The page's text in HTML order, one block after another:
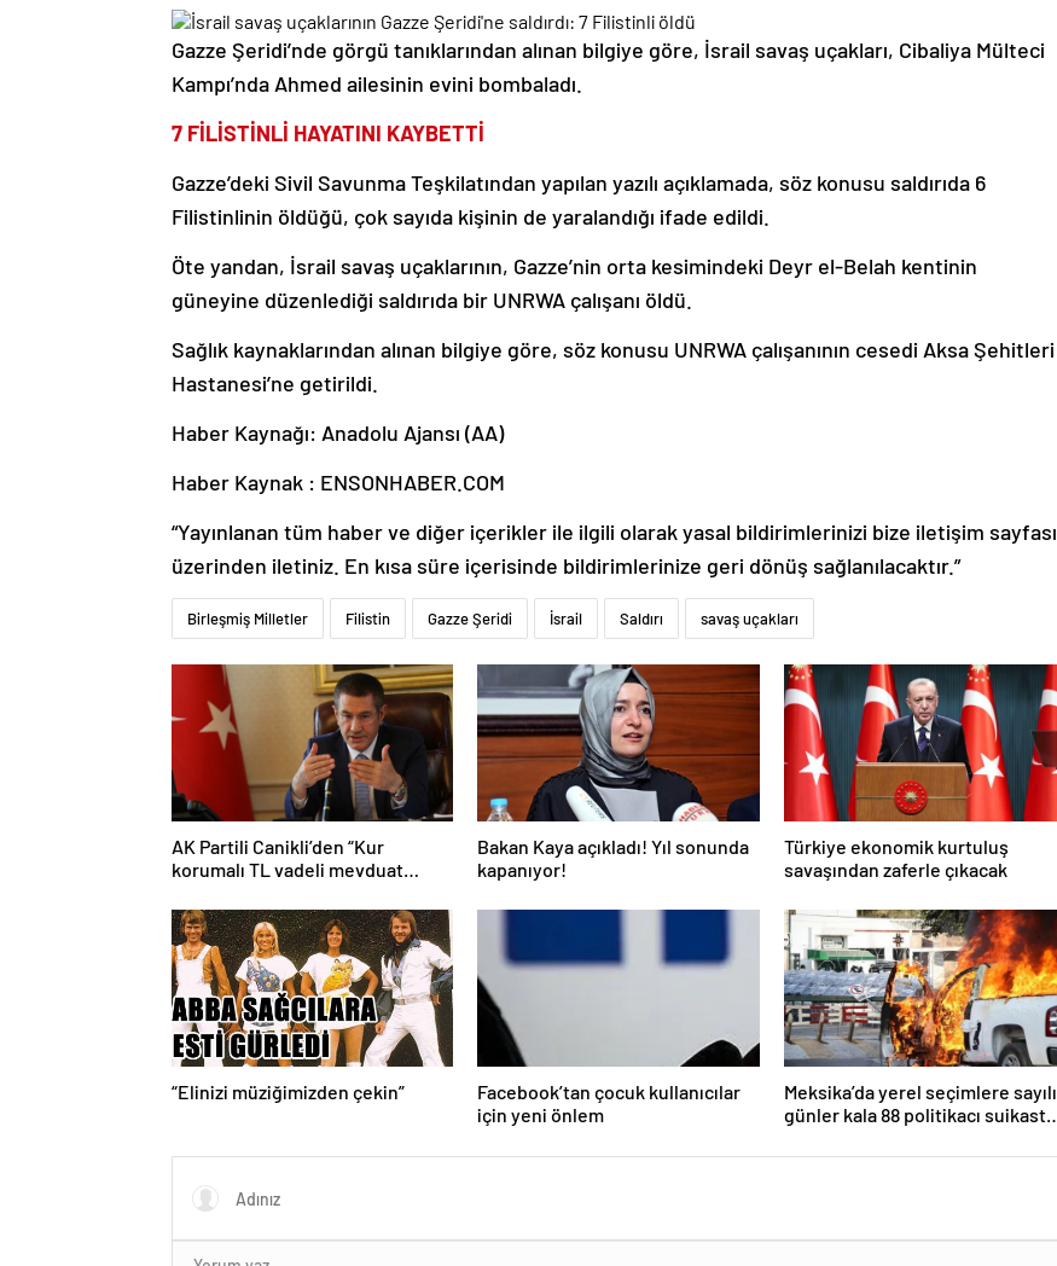
Gazze Şeridi’nde görgü tanıklarından alınan bilgiye göre, İsrail savaş uçakları, Cibaliya Mülteci
Kampı’nda Ahmed ailesinin evini bombaladı.
7 FİLİSTİNLİ HAYATINI KAYBETTİ
Gazze’deki Sivil Savunma Teşkilatından yapılan yazılı açıklamada, söz konusu saldırıda 6
Filistinlinin öldüğü, çok sayıda kişinin de yaralandığı ifade edildi.
Öte yandan, İsrail savaş uçaklarının, Gazze’nin orta kesimindeki Deyr el-Belah kentinin
güneyine düzenlediği saldırıda bir UNRWA çalışanı öldü.
Sağlık kaynaklarından alınan bilgiye göre, söz konusu UNRWA çalışanının cesedi Aksa Şehitleri
Hastanesi’ne getirildi.
Haber Kaynağı: Anadolu Ajansı (AA)
Haber Kaynak : ENSONHABER.COM
“Yayınlanan tüm haber ve diğer içerikler ile ilgili olarak yasal bildirimlerinizi bize iletişim sayfası
üzerinden iletiniz. En kısa süre içerisinde bildirimlerinize geri dönüş sağlanılacaktır.”
Birleşmiş Milletler Filistin Gazze Şeridi İsrail Saldırı savaş uçakları
AK Partili Canikli’den “Kur
korumalı TL vadeli mevduat
Bakan Kaya açıkladı! Yıl sonunda
kapanıyor!
Türkiye ekonomik kurtuluş
savaşından zaferle çıkacak
“Elinizi müziğimizden çekin”
Facebook’tan çocuk kullanıcılar
için yeni önlem
Meksika’da yerel seçimlere sayılı
günler kala 88 politikacı suikasta